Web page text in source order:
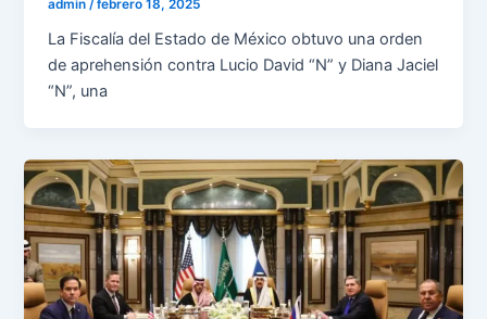
admin /febrero 18, 2025
La Fiscalía del Estado de México obtuvo una orden
de aprehensión contra Lucio David “N” y Diana Jaciel
“N”, una